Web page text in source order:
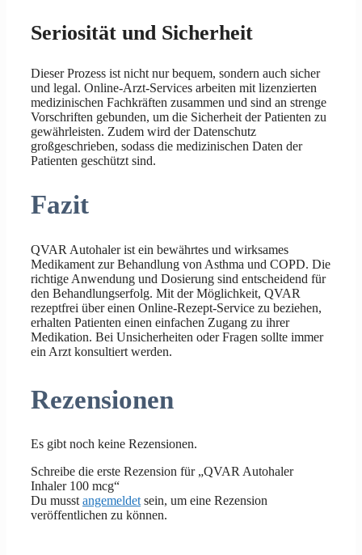
Seriosität und Sicherheit
Dieser Prozess ist nicht nur bequem, sondern auch sicher
und legal. Online-Arzt-Services arbeiten mit lizenzierten
medizinischen Fachkräften zusammen und sind an strenge
Vorschriften gebunden, um die Sicherheit der Patienten zu
gewährleisten. Zudem wird der Datenschutz
großgeschrieben, sodass die medizinischen Daten der
Patienten geschützt sind.
Fazit
QVAR Autohaler ist ein bewährtes und wirksames
Medikament zur Behandlung von Asthma und COPD. Die
richtige Anwendung und Dosierung sind entscheidend für
den Behandlungserfolg. Mit der Möglichkeit, QVAR
rezeptfrei über einen Online-Rezept-Service zu beziehen,
erhalten Patienten einen einfachen Zugang zu ihrer
Medikation. Bei Unsicherheiten oder Fragen sollte immer
ein Arzt konsultiert werden.
Rezensionen
Es gibt noch keine Rezensionen.
Schreibe die erste Rezension für „QVAR Autohaler
Inhaler 100 mcg“
Du musst angemeldet sein, um eine Rezension
veröffentlichen zu können.